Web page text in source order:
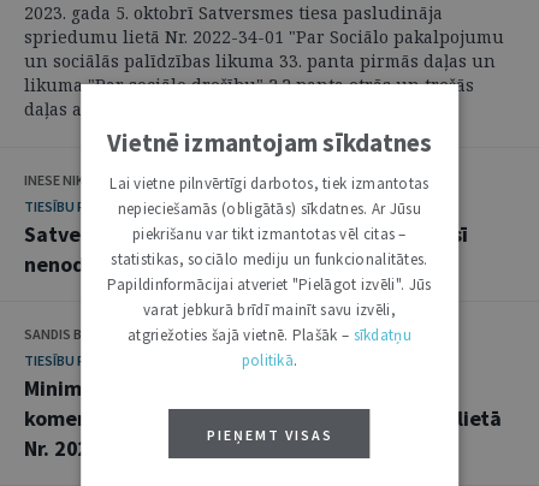
2023. gada 5. oktobrī Satversmes tiesa pasludināja
spriedumu lietā Nr. 2022-34-01 "Par Sociālo pakalpojumu
un sociālās palīdzības likuma 33. panta pirmās daļas un
likuma "Par sociālo drošību" 2.2 panta otrās un trešās
daļas atbilstību ...
INESE NIKUĻCEVA
TIESĪBU PRAKSES KOMENTĀRI
Satversmes tiesas spriedums: 125 eiro mēnesī
nenodrošina cilvēka cieņai atbilstošu dzīvi
SANDIS BĒRTAITIS
TIESĪBU PRAKSES KOMENTĀRI
Minimālo ienākumu sliekšņa noteikšana:
komentārs par Satversmes tiesas spriedumu lietā
Nr. 2022-34-01
Vietnē izmantojam sīkdatnes
Lai vietne pilnvērtīgi darbotos, tiek izmantotas
nepieciešamās (obligātās) sīkdatnes. Ar Jūsu
piekrišanu var tikt izmantotas vēl citas –
statistikas, sociālo mediju un funkcionalitātes.
Papildinformācijai atveriet "Pielāgot izvēli". Jūs
varat jebkurā brīdī mainīt savu izvēli,
atgriežoties šajā vietnē. Plašāk – sīkdatņu
politikā.
PIEŅEMT VISAS